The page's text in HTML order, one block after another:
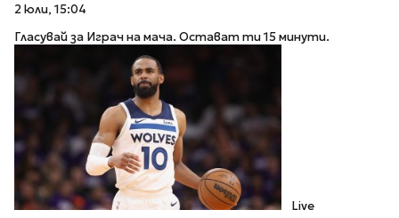
2 юли, 15:04
Гласувай за Играч на мача. Остават ти 15 минути.
Live